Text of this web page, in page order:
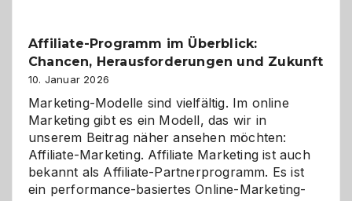
Affiliate-Programm im Überblick:
Chancen, Herausforderungen und Zukunft
10. Januar 2026
Marketing-Modelle sind vielfältig. Im online
Marketing gibt es ein Modell, das wir in
unserem Beitrag näher ansehen möchten:
Affiliate-Marketing. Affiliate Marketing ist auch
bekannt als Affiliate-Partnerprogramm. Es ist
ein performance-basiertes Online-Marketing-